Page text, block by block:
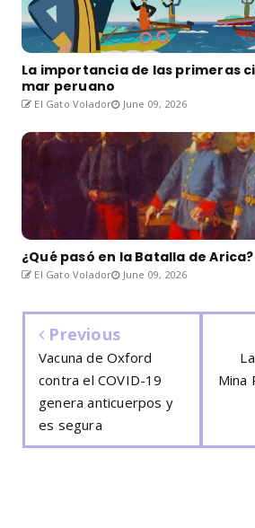
La importancia de las primeras
mar peruano
El Gato Volador June 09, 2026
¿Qué pasó en la Batalla de Arica?
El Gato Volador June 09, 2026
Previous
Vacuna de Oxford
contra el COVID-19
genera anticuerpos y
es segura
Mina